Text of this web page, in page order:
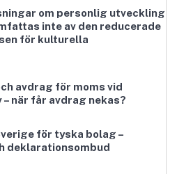
om personlig utveckling
inte av den reducerade
för kulturella
avdrag för moms vid
när får avdrag nekas?
för tyska bolag –
deklarationsombud